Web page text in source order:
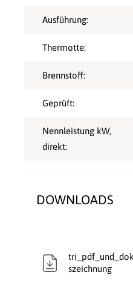
Ausführung:
Thermotte:
Brennstoff:
Geprüft:
Nennleistung kW,
direkt:
DOWNLOADS
szeichnung